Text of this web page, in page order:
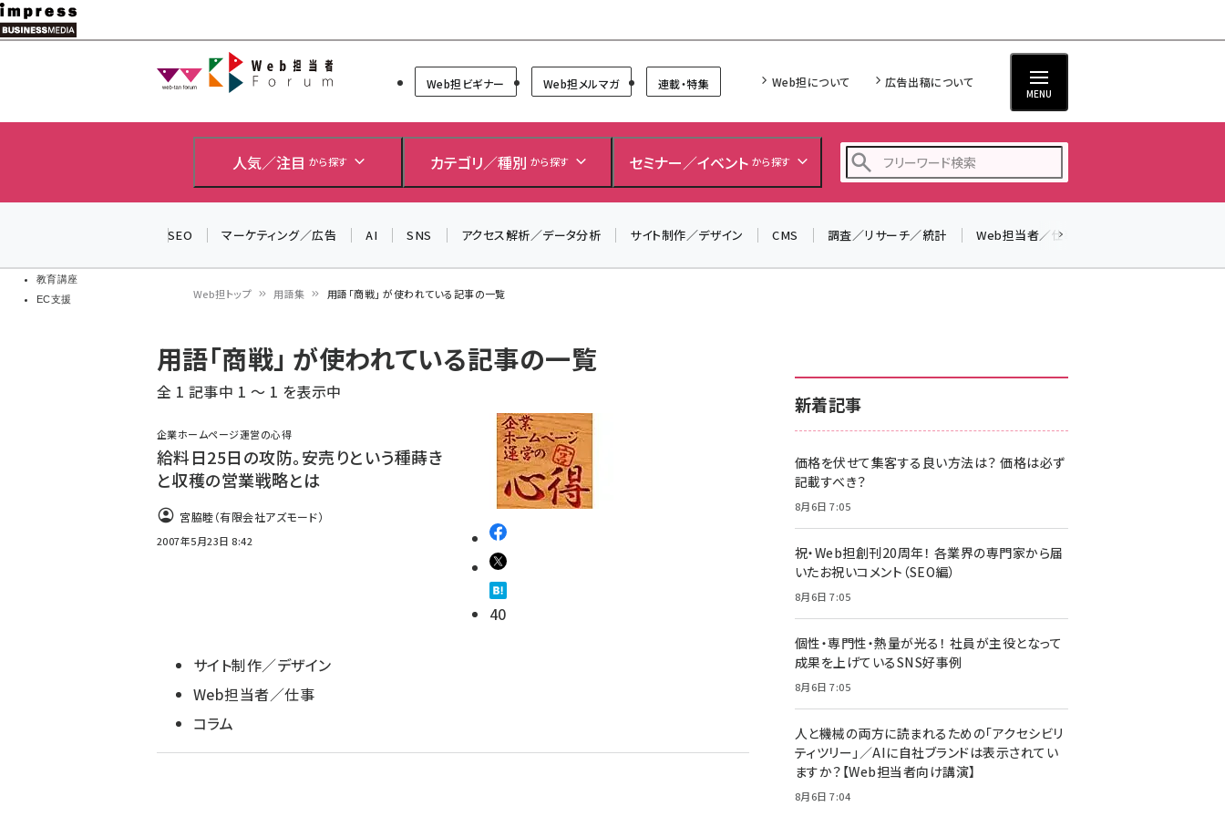
メ
イ
教育講座
EC支援
Web担当者Forum
Web担ビギナー Web担メルマガ 連載・特集 Web担について 広告出稿について
MENU
人気／注目 から探す カテゴリ／種別 から探す セミナー／イベント から探す
z世代 (1622)
meo (1275)
SEO マーケティング／広告 AI SNS アクセス解析／データ分析 サイト制作／デザイン CMS 調査／リサーチ／統計 Web担当者／仕事
ン
く
ず
Web担トップ 用語集 用語「商戦」 が使われている記事の一覧
用語「商戦」 が使われている記事の一覧
全 1 記事中 1 ～ 1 を表示中
企業ホームページ運営の心得
給料日25日の攻防。安売りという種蒔き
と収穫の営業戦略とは
宮脇睦（有限会社アズモード）
2007年5月23日 8:42
40
サイト制作／デザイン
Web担当者／仕事
コラム
新着記事
価格を伏せて集客する良い方法は？ 価格は必ず
記載すべき？
8月6日 7:05
祝・Web担創刊20周年！ 各業界の専門家から届
いたお祝いコメント（SEO編）
8月6日 7:05
個性・専門性・熱量が光る！ 社員が主役となって
成果を上げているSNS好事例
8月6日 7:05
人と機械の両方に読まれるための「アクセシビリ
ティツリー」／AIに自社ブランドは表示されてい
ますか？【Web担当者向け講演】
8月6日 7:04